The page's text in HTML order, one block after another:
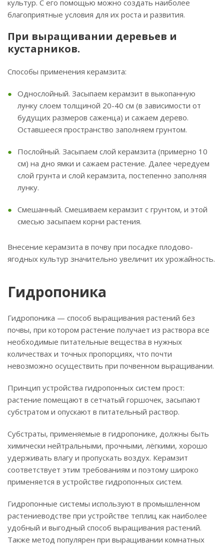
культур. С его помощью можно создать наиболее
благоприятные условия для их роста и развития.
При выращивании деревьев и
кустарников.
Способы применения керамзита:
Однослойный. Засыпаем керамзит в выкопанную
лунку слоем толщиной 20-40 см (в зависимости от
будущих размеров саженца) и сажаем дерево.
Оставшееся пространство заполняем грунтом.
Послойный. Засыпаем слой керамзита (примерно 10
см) на дно ямки и сажаем растение. Далее чередуем
слой грунта и слой керамзита, постепенно заполняя
лунку.
Смешанный. Смешиваем керамзит с грунтом, и этой
смесью засыпаем корни растения.
Внесение керамзита в почву при посадке плодово-
ягодных культур значительно увеличит их урожайность.
Гидропоника
Гидропоника — способ выращивания растений без
почвы, при котором растение получает из раствора все
необходимые питательные вещества в нужных
количествах и точных пропорциях, что почти
невозможно осуществить при почвенном выращивании.
Принцип устройства гидропонных систем прост:
растение помещают в сетчатый горшочек, засыпают
субстратом и опускают в питательный раствор.
Субстраты, применяемые в гидропонике, должны быть
химически нейтральными, прочными, лёгкими, хорошо
удерживать влагу и пропускать воздух. Керамзит
соответствует этим требованиям и поэтому широко
применяется в устройстве гидропонных систем.
Гидропонные системы используют в промышленном
растениеводстве при устройстве теплиц как наиболее
удобный и выгодный способ выращивания растений.
Также метод популярен при выращивании комнатных